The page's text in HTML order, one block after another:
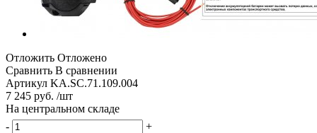
Отложить Отложено
Сравнить В сравнении
Артикул KA.SC.71.109.004
7 245 руб. /шт
На центральном складе
-
+